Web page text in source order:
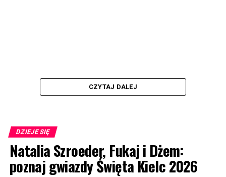
CZYTAJ DALEJ
DZIEJE SIĘ
Natalia Szroeder, Fukaj i Dżem:
poznaj gwiazdy Święta Kielc 2026